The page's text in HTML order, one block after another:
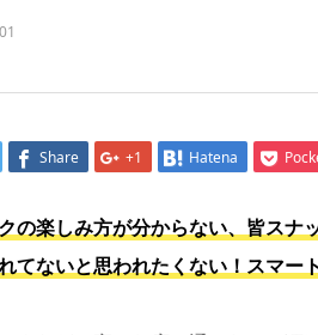
Share +1 Hatena
の楽しみ方が分からない、皆スナ
てないと思われたくない！スマー